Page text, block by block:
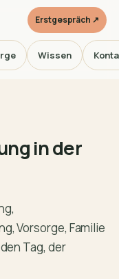
Erstgespräch ↗
Wissen
in der
Vorsorge, Familie
Tag, der